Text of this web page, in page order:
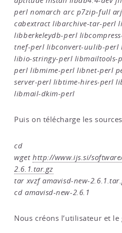
perl nomarch arc p7zip-full
cabextract libarchive-tar-perl
libberkeleydb-perl
tnef-perl libconvert-uulib-perl
libio-stringy-perl libmailtools-
perl libmime-perl libnet-perl
server-perl libtime-hires-perl
libmail-dkim-perl
Puis on télécharge les
cd
wgethttp://www.ijs.si/
2.6.1.tar.gz
tar xvzf amavisd-new-
cd amavisd-new-2.6.1
Nous créons l’utilisateur et